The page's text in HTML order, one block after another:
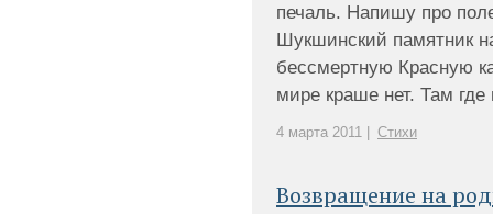
печаль. Напишу про
Шукшинский памятник
бессмертную Красную
мире краше нет. Там
4 марта 2011 | Стихи
Возвращение на